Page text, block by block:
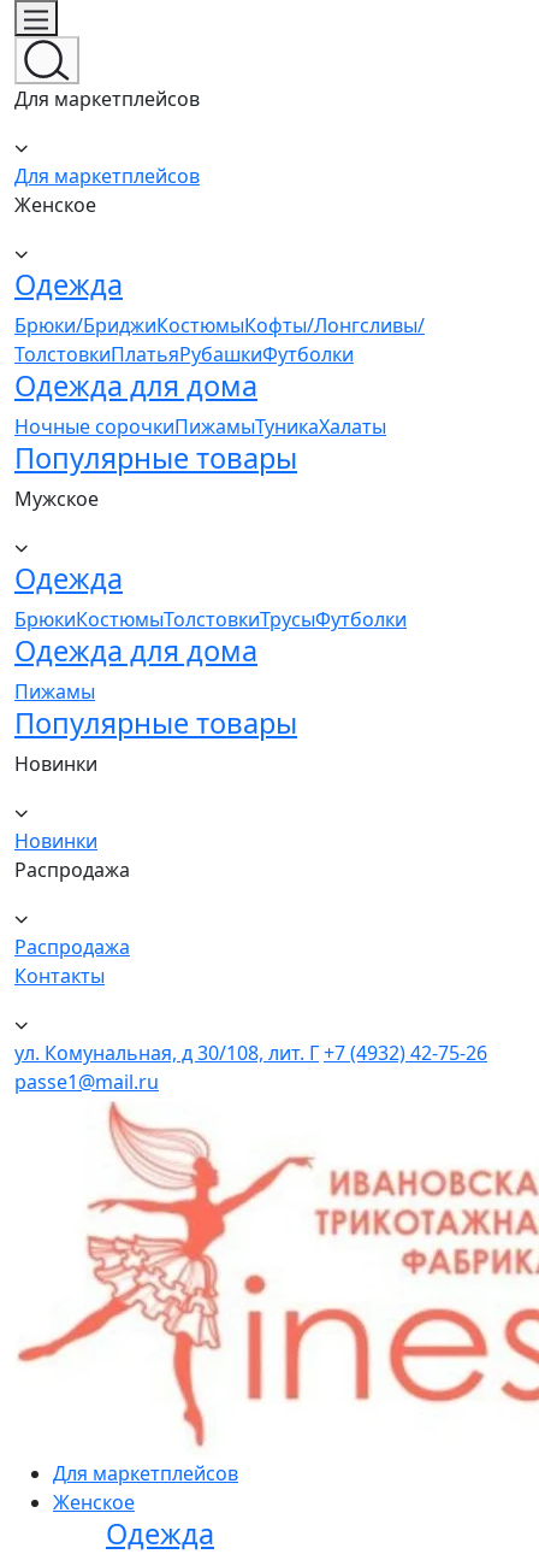
Для маркетплейсов
Для маркетплейсов
Женское
Одежда
Брюки/БриджиКостюмыКофты/Лонгсливы/
ТолстовкиПлатьяРубашкиФутболки
Одежда для дома
Ночные сорочкиПижамыТуникаХалаты
Популярные товары
Мужское
Одежда
БрюкиКостюмыТолстовкиТрусыФутболки
Одежда для дома
Пижамы
Популярные товары
Новинки
Новинки
Распродажа
Распродажа
Контакты
ул. Комунальная, д 30/108, лит. Г+7 (4932) 42-75-26
passe1@mail.ru
Для маркетплейсов
Женское
Одежда